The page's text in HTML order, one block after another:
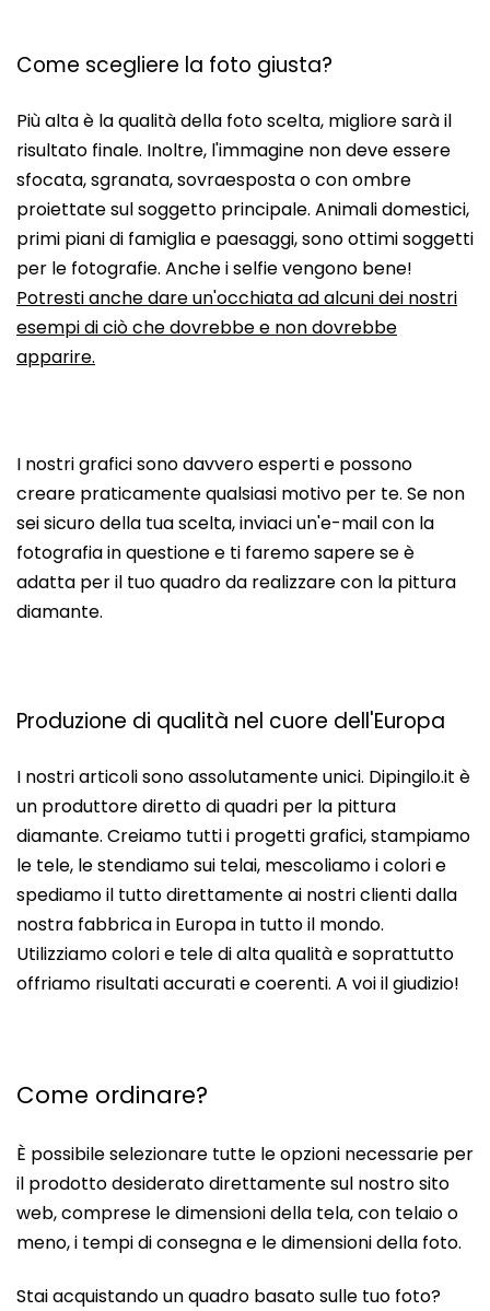
Come scegliere la foto giusta?
Più alta è la qualità della foto scelta, migliore sarà il
risultato finale. Inoltre, l'immagine non deve essere
sfocata, sgranata, sovraesposta o con ombre
proiettate sul soggetto principale. Animali domestici,
primi piani di famiglia e paesaggi, sono ottimi soggetti
per le fotografie. Anche i selfie vengono bene!
Potresti anche dare un'occhiata ad alcuni dei nostri
esempi di ciò che dovrebbe e non dovrebbe
apparire.
I nostri grafici sono davvero esperti e possono
creare praticamente qualsiasi motivo per te. Se non
sei sicuro della tua scelta, inviaci un'e-mail con la
fotografia in questione e ti faremo sapere se è
adatta per il tuo quadro da realizzare con la pittura
diamante.
Produzione di qualità nel cuore dell'Europa
I nostri articoli sono assolutamente unici. Dipingilo.it è
un produttore diretto di quadri per la pittura
diamante. Creiamo tutti i progetti grafici, stampiamo
le tele, le stendiamo sui telai, mescoliamo i colori e
spediamo il tutto direttamente ai nostri clienti dalla
nostra fabbrica in Europa in tutto il mondo.
Utilizziamo colori e tele di alta qualità e soprattutto
offriamo risultati accurati e coerenti. A voi il giudizio!
Come ordinare?
È possibile selezionare tutte le opzioni necessarie per
il prodotto desiderato direttamente sul nostro sito
web, comprese le dimensioni della tela, con telaio o
meno, i tempi di consegna e le dimensioni della foto.
Stai acquistando un quadro basato sulle tuo foto?